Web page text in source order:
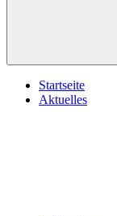
Startseite
Aktuelles